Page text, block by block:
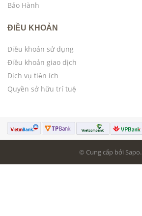
Bảo Hành
ĐIỀU KHOẢN
Điều khoản sử dụng
Điều khoản giao dịch
Dịch vụ tiện ích
Quyền sở hữu trí tuệ
© Cung cấp bởi Sapo.